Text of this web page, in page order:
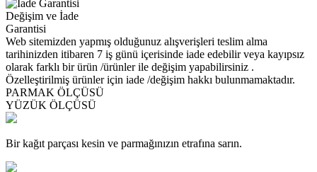
Değişim ve İade
Garantisi
Web sitemizden yapmış olduğunuz alışverişleri teslim alma
tarihinizden itibaren 7 iş günü içerisinde iade edebilir veya kayıpsız
olarak farklı bir ürün /ürünler ile değişim yapabilirsiniz .
Özelleştirilmiş ürünler için iade /değişim hakkı bulunmamaktadır.
PARMAK ÖLÇÜSÜ
YÜZÜK ÖLÇÜSÜ
Bir kağıt parçası kesin ve parmağınızın etrafına sarın.